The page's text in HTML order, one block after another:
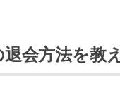
会方法を教